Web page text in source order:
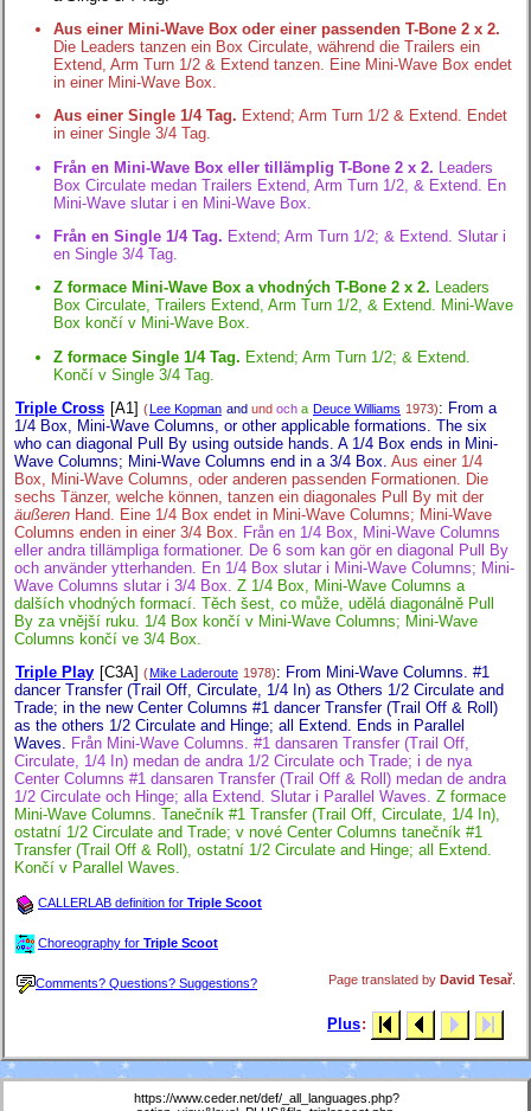
Aus einer Mini-Wave Box oder einer passenden T-Bone 2 x 2.
Die Leaders tanzen ein Box Circulate, während die Trailers ein
Extend, Arm Turn 1/2 & Extend tanzen. Eine Mini-Wave Box endet
in einer Mini-Wave Box.
Aus einer Single 1/4 Tag. Extend; Arm Turn 1/2 & Extend. Endet
in einer Single 3/4 Tag.
Från en Mini-Wave Box eller tillämplig T-Bone 2 x 2. Leaders
Box Circulate medan Trailers Extend, Arm Turn 1/2, & Extend. En
Mini-Wave slutar i en Mini-Wave Box.
Från en Single 1/4 Tag. Extend; Arm Turn 1/2; & Extend. Slutar i
en Single 3/4 Tag.
Z formace Mini-Wave Box a vhodných T-Bone 2 x 2. Leaders
Box Circulate, Trailers Extend, Arm Turn 1/2, & Extend. Mini-Wave
Box končí v Mini-Wave Box.
Z formace Single 1/4 Tag. Extend; Arm Turn 1/2; & Extend.
Končí v Single 3/4 Tag.
Triple Cross [A1] (Lee Kopman and und och a Deuce Williams 1973): From a
1/4 Box, Mini-Wave Columns, or other applicable formations. The six
who can diagonal Pull By using outside hands. A 1/4 Box ends in Mini-
Wave Columns; Mini-Wave Columns end in a 3/4 Box. Aus einer 1/4
Box, Mini-Wave Columns, oder anderen passenden Formationen. Die
sechs Tänzer, welche können, tanzen ein diagonales Pull By mit der
äußeren Hand. Eine 1/4 Box endet in Mini-Wave Columns; Mini-Wave
Columns enden in einer 3/4 Box.
Från en 1/4 Box, Mini-Wave Columns
eller andra tillämpliga formationer. De 6 som kan gör en diagonal Pull By
och använder ytterhanden. En 1/4 Box slutar i Mini-Wave Columns; Mini-
Wave Columns slutar i 3/4 Box. Z 1/4 Box, Mini-Wave Columns a
dalších vhodných formací. Těch šest, co může, udělá diagonálně Pull
By za vnější ruku. 1/4 Box končí v Mini-Wave Columns; Mini-Wave
Columns končí ve 3/4 Box.
Triple Play [C3A] (Mike Laderoute 1978): From Mini-Wave Columns. #1
dancer Transfer (Trail Off, Circulate, 1/4 In) as Others 1/2 Circulate and
Trade; in the new Center Columns #1 dancer Transfer (Trail Off & Roll)
as the others 1/2 Circulate and Hinge; all Extend. Ends in Parallel
Waves. Från Mini-Wave Columns. #1 dansaren Transfer (Trail Off,
Circulate, 1/4 In) medan de andra 1/2 Circulate och Trade; i de nya
Center Columns #1 dansaren Transfer (Trail Off & Roll) medan de andra
1/2 Circulate och Hinge; alla Extend. Slutar i Parallel Waves. Z formace
Mini-Wave Columns. Tanečník #1 Transfer (Trail Off, Circulate, 1/4 In),
ostatní 1/2 Circulate and Trade; v nové Center Columns tanečník #1
Transfer (Trail Off & Roll), ostatní 1/2 Circulate and Hinge; all Extend.
Končí v Parallel Waves.
CALLERLAB definition for Triple Scoot
Choreography for Triple Scoot
Comments? Questions? Suggestions? Page translated by David Tesař
Plus:
https://www.ceder.net/def/_all_languages.php?